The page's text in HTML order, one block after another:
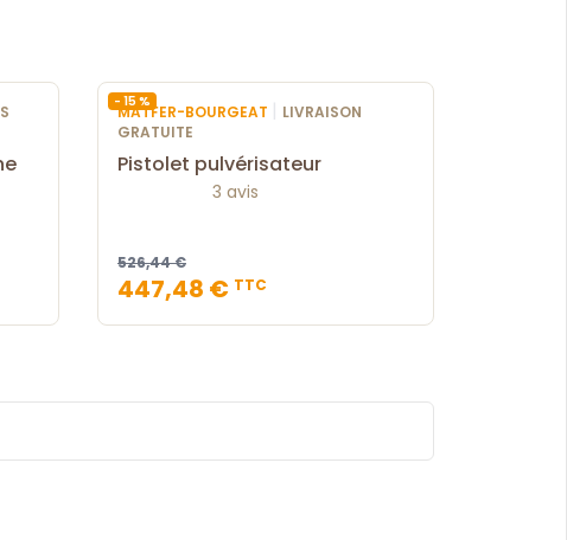
- 15 %
MATFER-BOURGEAT | LIVRAISON
GRATUITE
Pistolet pulvérisateur
3 avis
526,44 €
447,48 € TTC